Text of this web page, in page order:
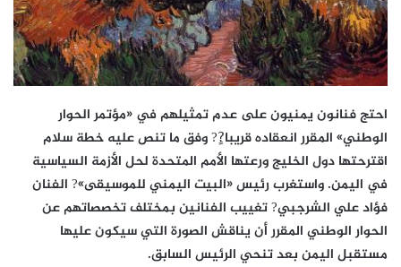
احتج فنانون يمنيون على عدم تمثيلهم في «مؤتمر الحوار
الوطني» المقرر انعقاده قريبا?ٍ? وفق ما تنص عليه خطة سلام
اقترحتها دول الخليج ورعتها الأمم المتحدة لحل الأزمة السياسية
في اليمن. واستغرب رئيس «البيت اليمني للموسيقى»? الفنان
فؤاد علي الشرجبي? تغييب الفنانين بمختلف تخصصاتهم عن
الحوار الوطني المقرر أن يناقش الصورة التي سيكون عليها
مستقبل اليمن بعد تنحي الرئيس السابق.